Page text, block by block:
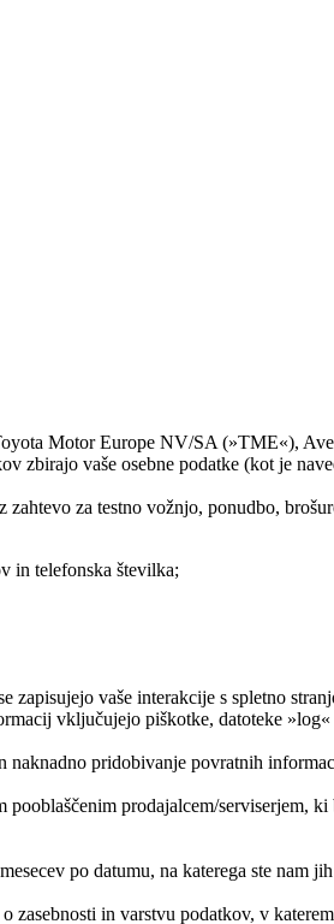
Motor Europe NV/SA (»TME«),
zbirajo vaše osebne podatke (kot je
za testno vožnjo, ponudbo,
in telefonska številka;
zapisujejo vaše interakcije s spletno
vključujejo piškotke, datoteke
naknadno pridobivanje povratnih
prodajalcem/serviserjem,
po datumu, na katerega ste nam
in varstvu podatkov, v